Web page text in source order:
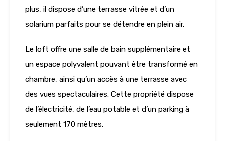
plus, il dispose d’une terrasse vitrée et d’un
solarium parfaits pour se détendre en plein air.
Le loft offre une salle de bain supplémentaire et
un espace polyvalent pouvant être transformé en
chambre, ainsi qu’un accès à une terrasse avec
des vues spectaculaires. Cette propriété dispose
de l’électricité, de l’eau potable et d’un parking à
seulement 170 mètres.